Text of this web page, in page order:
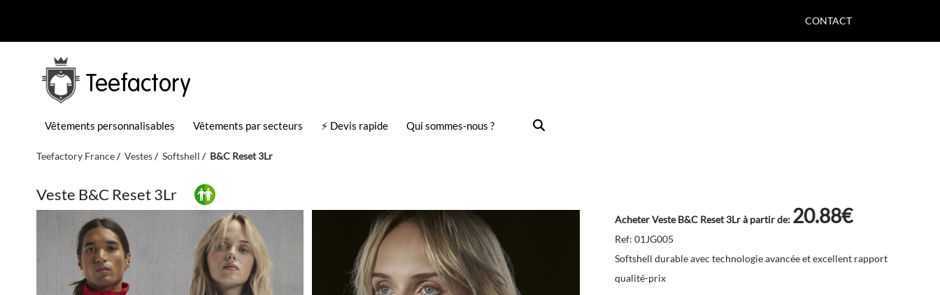
CONTACT
Teefactory
Vêtements personnalisables Vêtements par secteurs ⚡ Devis rapide Qui sommes-nous ?
Teefactory France Vestes Softshell B&C Reset 3Lr
Veste B&C Reset 3Lr
Acheter Veste B&C Reset 3Lr à partir de: 20.88€
Ref: 01JG005
Softshell durable avec technologie avancée et excellent rapport
qualité-prix